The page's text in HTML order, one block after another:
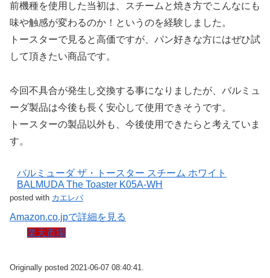
前機種を使用した当初は、スチームと焼き方でこんなにも
味や触感が変わるのか！というのを経験しました。
トースターで見ると高価ですが、パン好きな方にはぜひ試
して頂きたい商品です。
今回不具合が発生し交換する事になりましたが、バルミュ
ーダ製品は今後も長く安心して使用できそうです。
トースターの製品以外も、今後使用できたらと考えていま
す。
バルミューダ ザ・トースター スチーム ホワイト
BALMUDA The Toaster K05A-WH
posted with カエレバ
Amazon.co.jpで詳細を見る
楽天市場
Originally posted 2021-06-07 08:40:41.